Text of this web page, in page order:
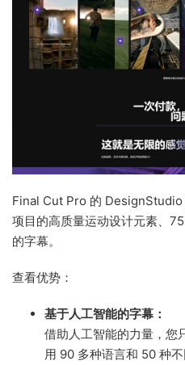
Final Cut Pro 的
项目的高质量运动设计元素、
的字幕。
查看优势：
基于人工智能的字幕：
借助人工智能的力量，您
用 90 多种语言和 50 种